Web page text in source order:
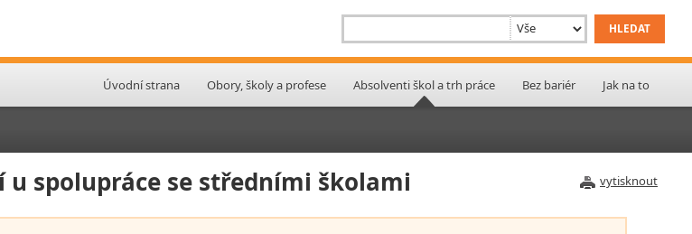
Úvodní strana Obory, školy a profese Absolventi škol a trh práce Bez bariér Jak na to
vytisknout
spolupráce se středními školami